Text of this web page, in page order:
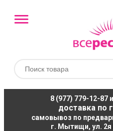
8 (977) 779-12-87
доставка по г.
самовывоз по
г. Мытищи, ул. 2я